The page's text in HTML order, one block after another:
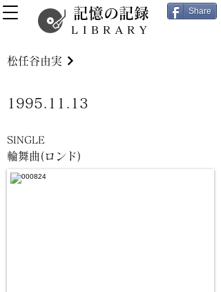
記憶の記録
LIBRARY
Share
輪舞曲(ロンド)
松任谷由実
1995.11.13
SINGLE